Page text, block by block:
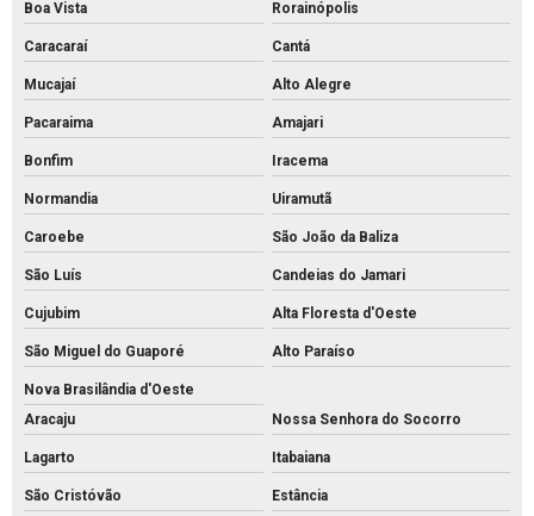
Boa Vista
Rorainópolis
Caracaraí Cantá
Mucajaí Alto Alegre
Pacaraima Amajari
Bonfim Iracema
Normandia Uiramutã
Caroebe São João da Baliza
São Luís Candeias do Jamari
Cujubim Alta Floresta d'Oeste
São Miguel do Guaporé Alto Paraíso
Nova Brasilândia d'Oeste
Aracaju
Nossa Senhora do Socorro
Lagarto Itabaiana
São Cristóvão Estância